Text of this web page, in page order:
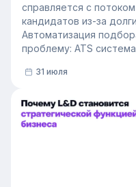
справляется с
кандидатов из-за
Автоматизация
проблему: ATS
снимает с рекрутера
рекрутинга – это
и системного закрытия
31 июля